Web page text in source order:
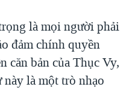
là mọi người phải
đảm chính quyền
căn bản của Thục Vy,
là một trò nhạo